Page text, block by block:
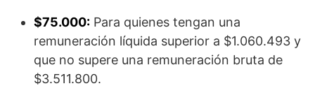
$75.000: Para quienes tengan una
remuneración líquida superior a $1.060.493 y
que no supere una remuneración bruta de
$3.511.800.